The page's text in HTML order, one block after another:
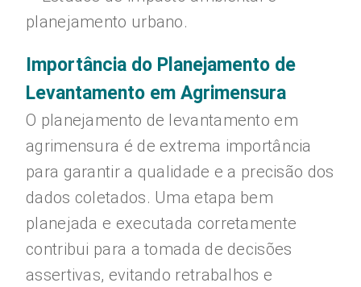
planejamento urbano.
Importância do Planejamento de
Levantamento em Agrimensura
O planejamento de levantamento em
agrimensura é de extrema importância
para garantir a qualidade e a precisão dos
dados coletados. Uma etapa bem
planejada e executada corretamente
contribui para a tomada de decisões
assertivas, evitando retrabalhos e